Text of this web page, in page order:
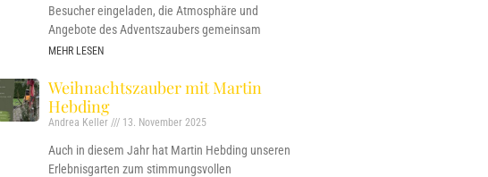
Besucher eingeladen, die Atmosphäre und
Angebote des Adventszaubers gemeinsam
MEHR LESEN
Weihnachtszauber mit Martin
Hebding
Andrea Keller 13. November 2025
Auch in diesem Jahr hat Martin Hebding unseren
Erlebnisgarten zum stimmungsvollen